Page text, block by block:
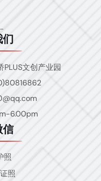
文创产业园
6.00pm
信
照
照